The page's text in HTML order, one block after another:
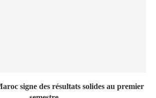
signe des résultats solides au premier